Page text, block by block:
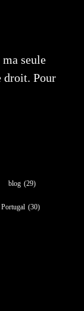
seule
droit. Pour
blog (29)
Portugal (30)